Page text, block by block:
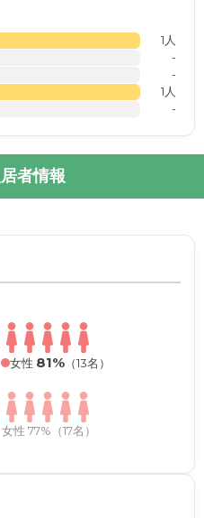
1人
-
-
1人
-
者情報
女性 81%（13名）
女性 77%（17名）